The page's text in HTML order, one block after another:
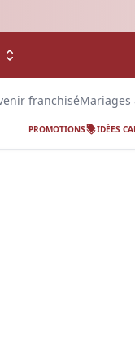
franchiséMariages
PROMOTIONS IDÉES